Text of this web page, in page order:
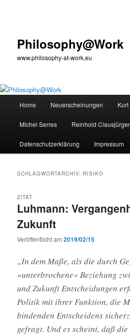
Philosophy@Work
www.philosophy-at-work.eu
Home Neuerscheinungen
Michel Serres Reinhold
Datenschutzerklärung Impressum
SCHLAGWORTARCHIV: RISIKO
Luhmann:
Zukunft
ZITAT
Veröffentlicht am2019/02/15
„In dem Maße, als die durch
»unterbrochene« Beziehung
und Zukunft Entscheidungen
Politik mit ihrer Funktion, die
bindenden Entscheidens
gefragt. Und es scheint, daß